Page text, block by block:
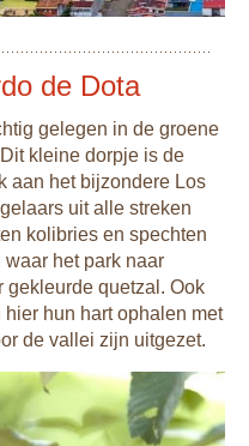
de Dota
gelegen in de groene
kleine dorpje is de
aan het bijzondere Los
uit alle streken
kolibries en spechten
het park naar
gekleurde quetzal. Ook
hun hart ophalen met
de vallei zijn uitgezet.